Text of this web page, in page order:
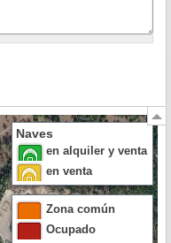
Naves
en alquiler y venta
en venta
Zona común
Ocupado